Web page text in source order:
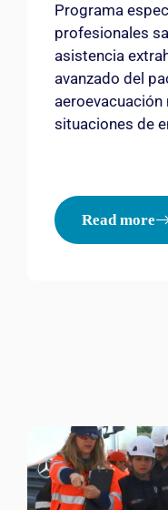
Programa
profesionales
asistencia
avanzado del
situaciones de
Read more